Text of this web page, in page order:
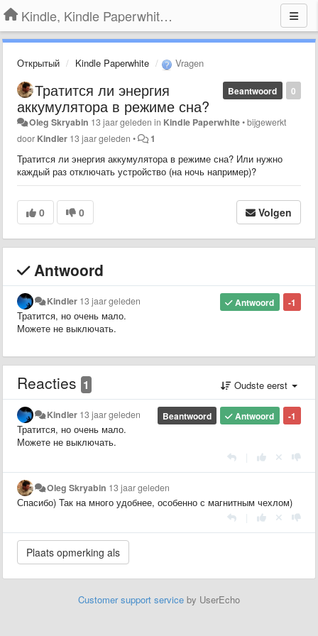
Kindle, Kindle Paperwhite, Kindle Voyage
Открытый Kindle Paperwhite Vragen
0
Beantwoord
Тратится ли энергия
аккумулятора в режиме сна?
Oleg Skryabin 13 jaar geleden in Kindle Paperwhite•bijgewerkt
door Kindler 13 jaar geleden • 1
Тратится ли энергия аккумулятора в режиме сна? Или нужно
каждый раз отключать устройство (на ночь например)?
0 0 Volgen
Antwoord
-1
Antwoord
Kindler 13 jaar geleden
Тратится, но очень мало.
Можете не выключать.
Reacties 1 Oudste eerst
-1
Antwoord
Beantwoord
Kindler 13 jaar geleden
Тратится, но очень мало.
Можете не выключать.
Oleg Skryabin 13 jaar geleden
Спасибо) Так на много удобнее, особенно с магнитным чехлом)
Customer support service by UserEcho